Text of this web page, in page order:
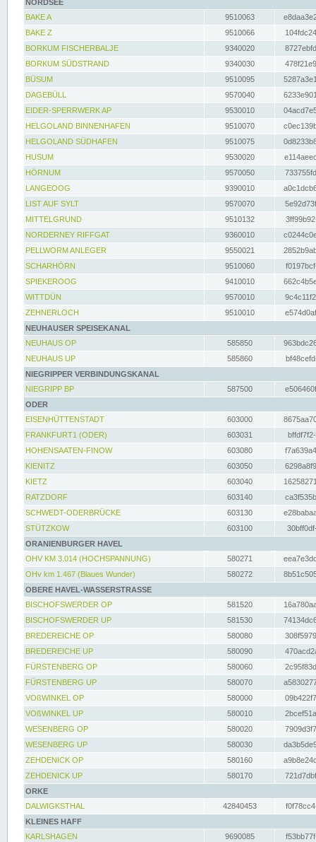
NORDSEE
BAKE A
9510063
BAKE Z
9510066
BORKUM FISCHERBALJE
9340020
BORKUM SÜDSTRAND
9340030
BÜSUM
9510095
DAGEBÜLL
9570040
EIDER-SPERRWERK AP
9530010
HELGOLAND BINNENHAFEN
9510070
HELGOLAND SÜDHAFEN
9510075
HUSUM
9530020
HÖRNUM
9570050
LANGEOOG
9390010
LIST AUF SYLT
9570070
MITTELGRUND
9510132
NORDERNEY RIFFGAT
9360010
PELLWORM ANLEGER
9550021
SCHARHÖRN
9510060
SPIEKEROOG
9410010
WITTDÜN
9570010
ZEHNERLOCH
9510010
NEUHAUSER SPEISEKANAL
NEUHAUS OP
585850
NEUHAUS UP
585860
NIEGRIPPER VERBINDUNGSKANAL
NIEGRIPP BP
587500
ODER
EISENHÜTTENSTADT
603000
FRANKFURT1 (ODER)
603031
HOHENSAATEN-FINOW
603080
KIENITZ
603050
KIETZ
603040
RATZDORF
603140
SCHWEDT-ODERBRÜCKE
603130
STÜTZKOW
603100
ORANIENBURGER HAVEL
OHV KM 3.014 (HOCHSPANNUNG)
580271
OHv km 1.467 (Blaues Wunder)
580272
OBERE HAVEL-WASSERSTRASSE
BISCHOFSWERDER OP
581520
BISCHOFSWERDER UP
581530
BREDEREICHE OP
580080
BREDEREICHE UP
580090
FÜRSTENBERG OP
580060
FÜRSTENBERG UP
580070
VOßWINKEL OP
580000
VOßWINKEL UP
580010
WESENBERG OP
580020
WESENBERG UP
580030
ZEHDENICK OP
580160
ZEHDENICK UP
580170
ORKE
DALWIGKSTHAL
42840453
KLEINES HAFF
KARLSHAGEN
9690085